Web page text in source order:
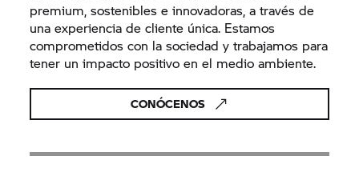
premium, sostenibles e innovadoras, a través de
una experiencia de cliente única. Estamos
comprometidos con la sociedad y trabajamos para
tener un impacto positivo en el medio ambiente.
CONÓCENOS